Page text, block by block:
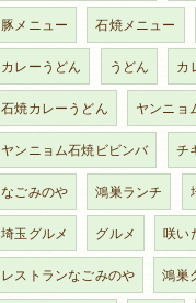
豚メニュー 石焼メニュー
カレーうどん うどん カ
石焼カレーうどん ヤンニョ
ヤンニョム石焼ビビンバ チ
なごみのや 鴻巣ランチ
埼玉グルメ グルメ 咲い
レストランなごみのや 鴻巣